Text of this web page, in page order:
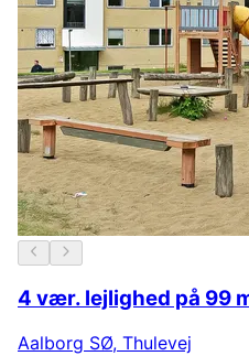
4 vær. lejlighed på 99
Aalborg SØ, Thulevej